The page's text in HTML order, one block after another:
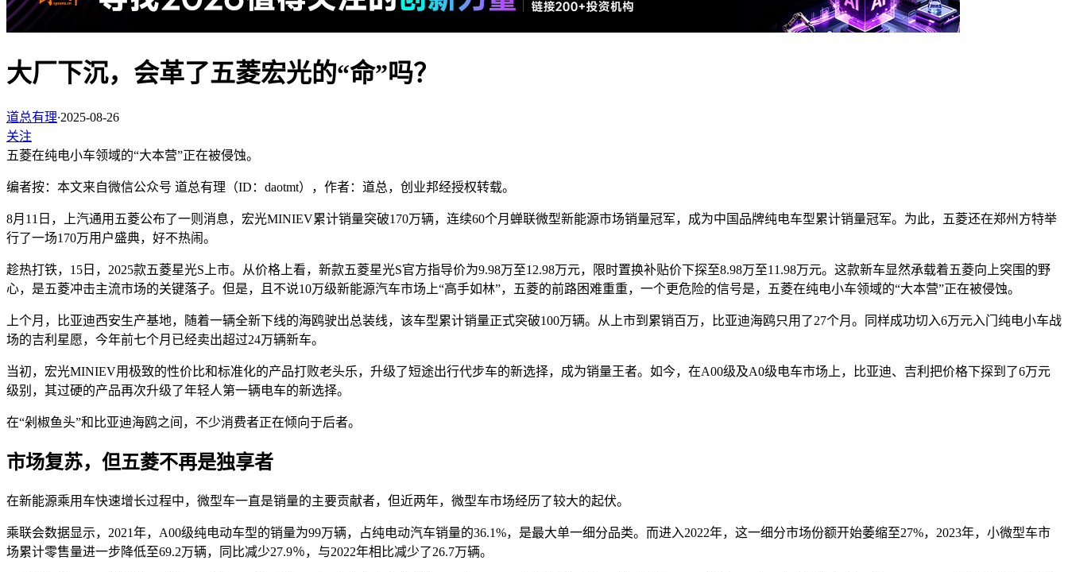
大厂下沉，会革了五菱宏光的“命”吗？
道总有理·2025-08-26
关注
五菱在纯电小车领域的“大本营”正在被侵蚀。
编者按：本文来自微信公众号 道总有理（ID：daotmt），作者：道总，创业邦经授权转载。
8月11日，上汽通用五菱公布了一则消息，宏光MINIEV累计销量突破170万辆，连续60个月蝉联微型新能源市场销量冠军，成为中国品牌纯电车型累计销量冠军。为此，五菱还在郑州方特举
行了一场170万用户盛典，好不热闹。
趁热打铁，15日，2025款五菱星光S上市。从价格上看，新款五菱星光S官方指导价为9.98万至12.98万元，限时置换补贴价下探至8.98万至11.98万元。这款新车显然承载着五菱向上突围的野
心，是五菱冲击主流市场的关键落子。但是，且不说10万级新能源汽车市场上“高手如林”，五菱的前路困难重重，一个更危险的信号是，五菱在纯电小车领域的“大本营”正在被侵蚀。
上个月，比亚迪西安生产基地，随着一辆全新下线的海鸥驶出总装线，该车型累计销量正式突破100万辆。从上市到累销百万，比亚迪海鸥只用了27个月。同样成功切入6万元入门纯电小车战
场的吉利星愿，今年前七个月已经卖出超过24万辆新车。
当初，宏光MINIEV用极致的性价比和标准化的产品打败老头乐，升级了短途出行代步车的新选择，成为销量王者。如今，在A00级及A0级电车市场上，比亚迪、吉利把价格下探到了6万元
级别，其过硬的产品再次升级了年轻人第一辆电车的新选择。
在“剁椒鱼头”和比亚迪海鸥之间，不少消费者正在倾向于后者。
市场复苏，但五菱不再是独享者
在新能源乘用车快速增长过程中，微型车一直是销量的主要贡献者，但近两年，微型车市场经历了较大的起伏。
乘联会数据显示，2021年，A00级纯电动车型的销量为99万辆，占纯电动汽车销量的36.1%，是最大单一细分品类。而进入2022年，这一细分市场份额开始萎缩至27%，2023年，小微型车市
场累计零售量进一步降低至69.2万辆，同比减少27.9％，与2022年相比减少了26.7万辆。